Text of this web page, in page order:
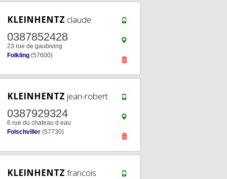
KLEINHENTZ claude
0387852428
23 rue de gaubiving
Folkling (57600)
KLEINHENTZ jean-robert
0387929324
6 rue du chateau d eau
Folschviller (57730)
KLEINHENTZ francois